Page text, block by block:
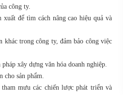
công ty.
để tìm cách nâng cao hiệu quả và
khác trong công ty, đảm bảo công việc
xây dựng văn hóa doanh nghiệp.
cho sản phẩm.
mưu các chiến lược phát triển và